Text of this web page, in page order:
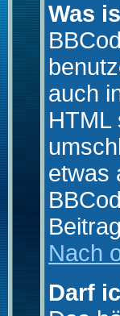
Was
auch
HTML
etwas
Nach
Darf